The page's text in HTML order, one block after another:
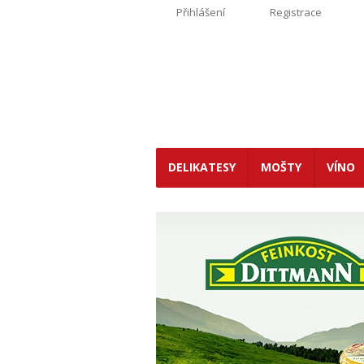
Přihlášení Registrace
DELIKATESY MOŠTY VÍNO